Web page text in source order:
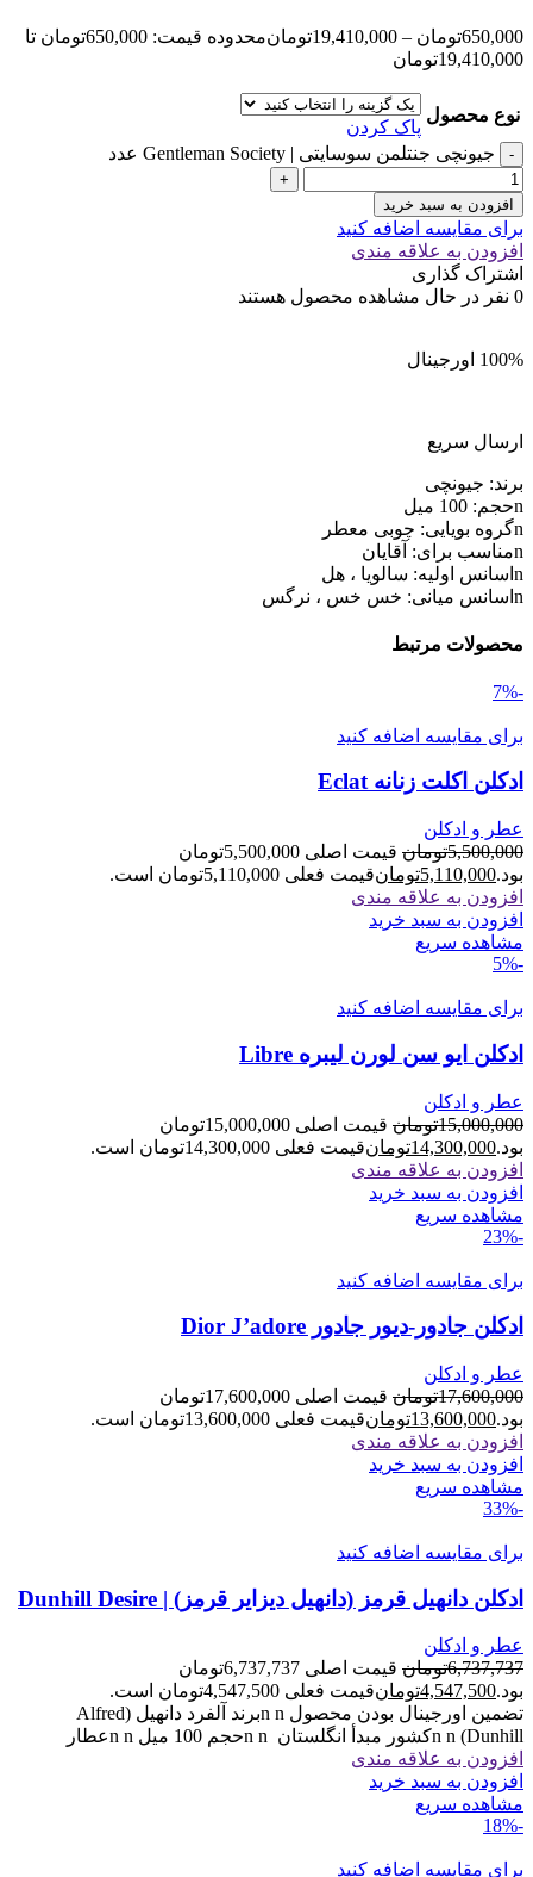
650,000تومان –
19,410,000تومان
محدوده قیمت: 650,000تومان تا
19,410,000تومان
نوع محصول
پاک کردن
جیونچی جنتلمن سوسایتی | Gentleman Society عدد
افزودن به سبد خرید
برای مقایسه اضافه کنید
افزودن به علاقه مندی
اشتراک گذاری
0 نفر در حال مشاهده محصول هستند
100% اورجینال
ارسال سریع
برند: جیونچی
nحجم: 100 میل
nگروه بویایی: چوبی معطر
nمناسب برای: آقایان
nاسانس اولیه: سالویا ، هل
nاسانس میانی: خس خس ، نرگس
محصولات مرتبط
-7%
برای مقایسه اضافه کنید
ادکلن اکلت زنانه Eclat
عطر و ادکلن
5,500,000تومان
قیمت اصلی 5,500,000تومان
بود.5,110,000تومانقیمت فعلی 5,110,000تومان است.
افزودن به علاقه مندی
افزودن به سبد خرید
مشاهده سریع
-5%
برای مقایسه اضافه کنید
ادکلن ایو سن لورن لیبره Libre
عطر و ادکلن
15,000,000تومان
قیمت اصلی 15,000,000تومان
بود.14,300,000تومانقیمت فعلی 14,300,000تومان است.
افزودن به علاقه مندی
افزودن به سبد خرید
مشاهده سریع
-23%
برای مقایسه اضافه کنید
ادکلن جادور-دیور جادور Dior J’adore
عطر و ادکلن
17,600,000تومان
قیمت اصلی 17,600,000تومان
بود.13,600,000تومانقیمت فعلی 13,600,000تومان است.
افزودن به علاقه مندی
افزودن به سبد خرید
مشاهده سریع
-33%
برای مقایسه اضافه کنید
ادکلن دانهیل قرمز (دانهیل دیزایر قرمز) | Dunhill Desire
عطر و ادکلن
6,737,737تومان
قیمت اصلی 6,737,737تومان
بود.4,547,500تومانقیمت فعلی 4,547,500تومان است.
تضمین اورجینال بودن محصول n nبرند آلفرد دانهیل (Alfred
Dunhill) n nکشور مبدأ انگلستان n nحجم 100 میل n nعطار
افزودن به علاقه مندی
افزودن به سبد خرید
مشاهده سریع
-18%
برای مقایسه اضافه کنید